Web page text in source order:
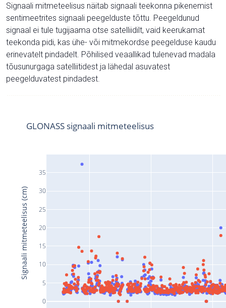
Signaali mitmeteelisus näitab signaali teekonna pikenemist
sentimeetrites signaali peegelduste tõttu. Peegeldunud
signaal ei tule tugijaama otse satelliidilt, vaid keerukamat
teekonda pidi, kas ühe- või mitmekordse peegelduse kaudu
erinevatelt pindadelt. Põhilised veaallikad tulenevad madala
tõusunurgaga satelliitidest ja lähedal asuvatest
peegelduvatest pindadest.
0
5
10
15
20
25
30
35
GLONASS signaali mitmeteelisus
Signaali mitmeteelisus (cm)